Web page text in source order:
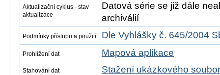
Aktualizační cyklus - stav
aktualizace
Datová série se již dále
archiválií
Podmínky přístupu a použití Dle Vyhlášky č. 645/2004
Prohlížení dat Mapová aplikace
Stahování dat Stažení ukázkového